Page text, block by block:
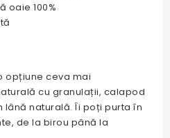
oaie 100%
opțiune ceva mai
cu granulații, calapod
lână naturală. Îi poți purta în
de la birou până la